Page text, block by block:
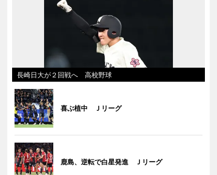
長崎日大が２回戦へ 高校野球
喜ぶ植中 Ｊリーグ
鹿島、逆転で白星発進 Ｊリーグ